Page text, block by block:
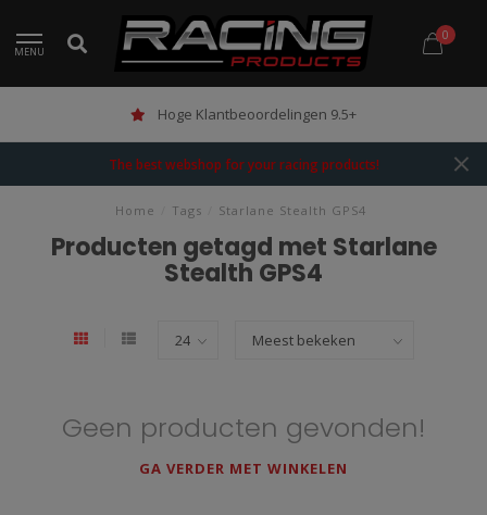
MENU
0
Hoge Klantbeoordelingen 9.5+
The best webshop for your racing products!
Home Tags Starlane Stealth GPS4
Producten getagd met Starlane
Stealth GPS4
Geen producten gevonden!
GA VERDER MET WINKELEN